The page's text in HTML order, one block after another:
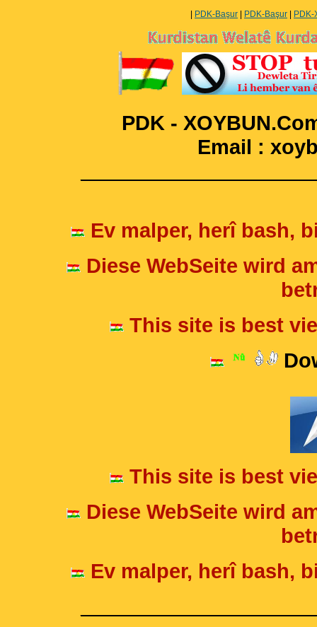
PDK-Başur PDK-Başur
PDK -
Email :
Ev malper, herî bash,
Diese WebSeite wird
This site is best
This site is best
Diese WebSeite wird
Ev malper, herî bash,